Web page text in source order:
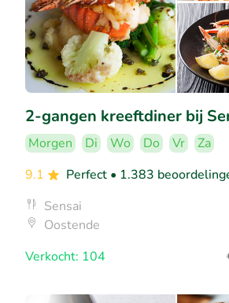
2-gangen kreeftdiner bij
Morgen Di Wo Do Vr
Za
9.1
Perfect • 1.383
Sensai
Oostende
Verkocht: 104